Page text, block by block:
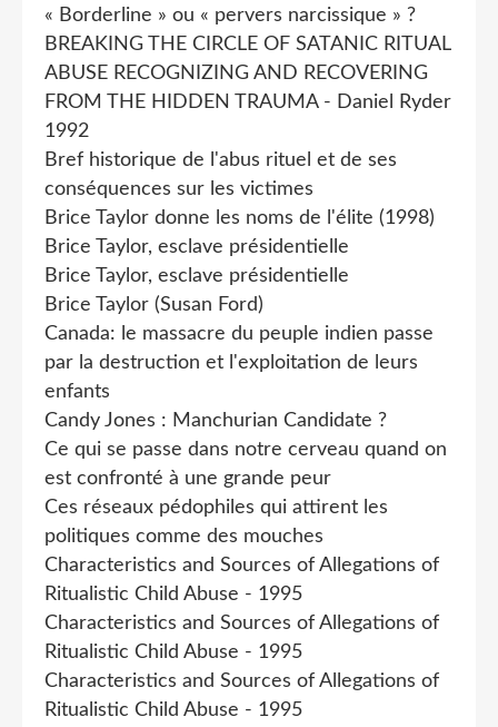
« Borderline » ou « pervers narcissique » ?
BREAKING THE CIRCLE OF SATANIC RITUAL
ABUSE RECOGNIZING AND RECOVERING
FROM THE HIDDEN TRAUMA - Daniel Ryder
1992
Bref historique de l'abus rituel et de ses
conséquences sur les victimes
Brice Taylor donne les noms de l'élite (1998)
Brice Taylor, esclave présidentielle
Brice Taylor, esclave présidentielle
Brice Taylor (Susan Ford)
Canada: le massacre du peuple indien passe
par la destruction et l'exploitation de leurs
enfants
Candy Jones : Manchurian Candidate ?
Ce qui se passe dans notre cerveau quand on
est confronté à une grande peur
Ces réseaux pédophiles qui attirent les
politiques comme des mouches
Characteristics and Sources of Allegations of
Ritualistic Child Abuse - 1995
Characteristics and Sources of Allegations of
Ritualistic Child Abuse - 1995
Characteristics and Sources of Allegations of
Ritualistic Child Abuse - 1995